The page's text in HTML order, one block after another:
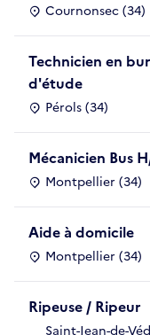
Cournonsec (34)
Technicien en
d'étude
Pérols (34)
Mécanicien Bus
Montpellier (34)
Aide à domicile
Montpellier (34)
Ripeuse / Ripeur